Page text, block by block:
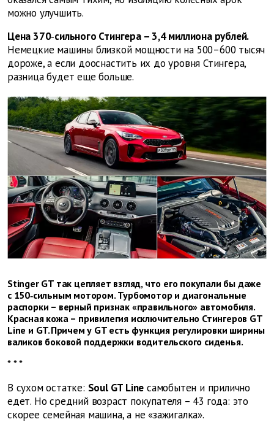
можно улучшить.
Цена 370‑сильного Стин­гера – 3,4 мил­лиона рублей.
Немецкие машины близкой мощности на 500–600 тысяч
дороже, а если дооснастить их до уровня Стингера,
разница будет еще больше.
Stinger GT так цепляет взгляд, что его покупали бы даже
с 150‑сильным мотором. Турбомотор и диагональные
распорки – верный признак «правильного» автомобиля.
Красная кожа – привилегия исключительно Стингеров GT
Line и GT. Причем у GT есть функция регулировки ширины
валиков ­боковой поддержки водительского сиденья.
* * *
В сухом остатке: Soul GT Line самобытен и прилично
едет. Но средний возраст покупателя – 43 года: это
скорее семейная машина, а не «зажигалка».